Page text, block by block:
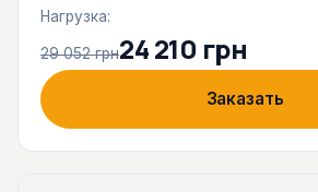
Нагрузка:
29 052 грн24 210 грн
Заказать